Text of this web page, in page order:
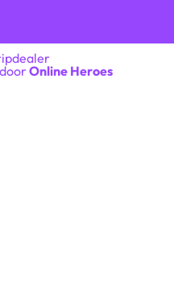
Online Heroes